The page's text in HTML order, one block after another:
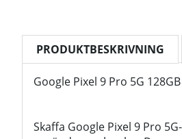
PRODUKTBESKRIVNING
Google Pixel 9 Pro 5G 128GB
Skaffa Google Pixel 9 Pro